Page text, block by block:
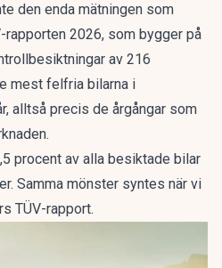
den enda mätningen som
rapporten 2026, som bygger på
av 216
mest felfria bilarna i
alltså precis de årgångar som
procent av alla besiktade bilar
Samma mönster syntes när vi
TÜV-rapport.